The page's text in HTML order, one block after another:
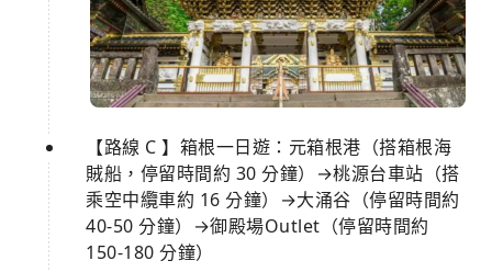
【路線 C 】箱根一日遊：元箱根港（搭箱根海
賊船，停留時間約 30 分鐘）→桃源台車站（搭
乘空中纜車約 16 分鐘）→大涌谷（停留時間約
40-50 分鐘）→御殿場Outlet（停留時間約
150-180 分鐘）